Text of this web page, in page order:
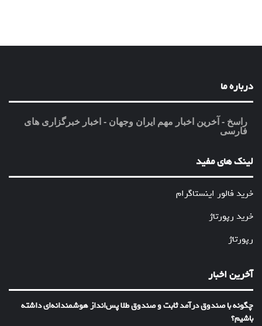
درباره ما
راسخ - آخرین اخبار مهم ایران وجهان - اخبار خبرگزاری های
فارسی
لینک های مفید
خرید فالور اینستاگرام
خرید رپورتاژ
رپورتاژ
آخرین اخبار
چگونه با صندوق درآمد ثابت و صندوق طلا پس‌انداز هوشمندانه‌ای داشته
باشیم؟